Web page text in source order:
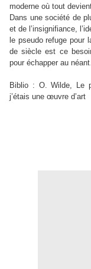
moderne où tout
Dans une société de
et de l’insignifiance,
le pseudo refuge pour
de siècle est ce
pour échapper au
Biblio : O. Wilde, Le
j’étais une œuvre d’art